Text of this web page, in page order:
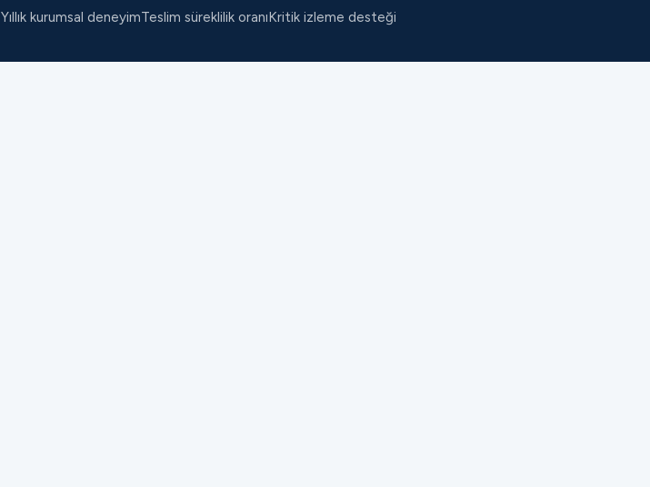
Yıllık kurumsal deneyimTeslim süreklilik oranıKritik izleme desteği